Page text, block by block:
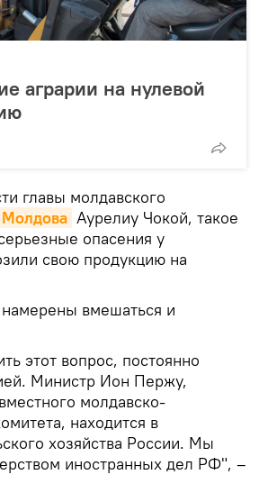
аграрии на нулевой
главы молдавского
Аурелиу Чокой, такое
опасения у
свою продукцию на
вмешаться и
этот вопрос, постоянно
Министр Ион Пержу,
молдавско-
находится в
хозяйства России. Мы
иностранных дел РФ", –